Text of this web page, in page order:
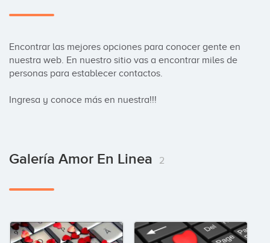
Encontrar las mejores opciones para conocer gente en
nuestra web. En nuestro sitio vas a encontrar miles de
personas para establecer contactos.
Ingresa y conoce más en nuestra!!!
Galería Amor En Linea 2